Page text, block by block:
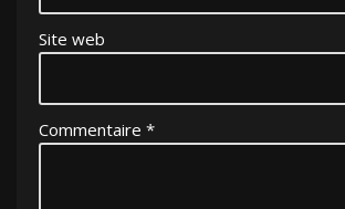
Site web
Commentaire *